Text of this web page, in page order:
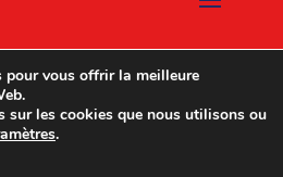
pour vous offrir la meilleure
sur les cookies que nous utilisons ou
.